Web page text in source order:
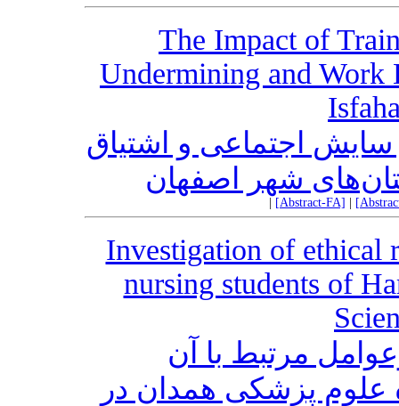
The Impact of
Undermining and Work
سایش اجتماعی و اشتیاق
شهر اصفهان
[Abstract-FA]
Investigation of ethical
nursing students of
مرتبط با آن
علوم پزشکی همدان در